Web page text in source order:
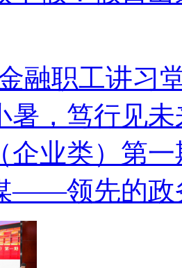
融职工讲习
暑，笃行见
企业类）第
——领先的政